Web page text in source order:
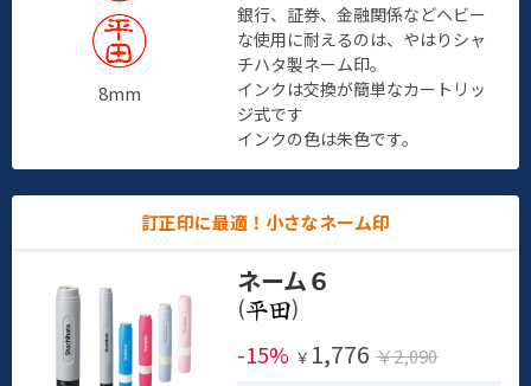
8mm
銀行、証券、金融関係などヘビー
な使用に耐えるのは、やはりシャ
チハタ製ネーム印。
インクは交換が簡単なカートリッ
ジ式です
インクの色は朱色です。
訂正印に最適！小さなネーム印
ネーム６
(
)
-15% ￥ 1,776 ￥2,090